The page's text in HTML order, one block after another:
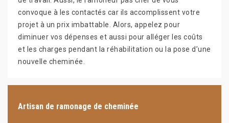
convoque à les contactés car ils accomplissent votre
projet à un prix imbattable. Alors, appelez pour
diminuer vos dépenses et aussi pour alléger les coûts
et les charges pendant la réhabilitation ou la pose d’une
nouvelle cheminée.
Artisan de ramonage de cheminée